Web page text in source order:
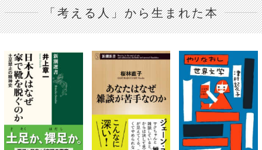
「考える人」から生まれた本